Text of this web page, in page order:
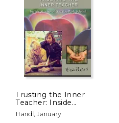
Trusting the Inner
Teacher: Inside
Stories of Gazebo
Park School (en
Handl, January